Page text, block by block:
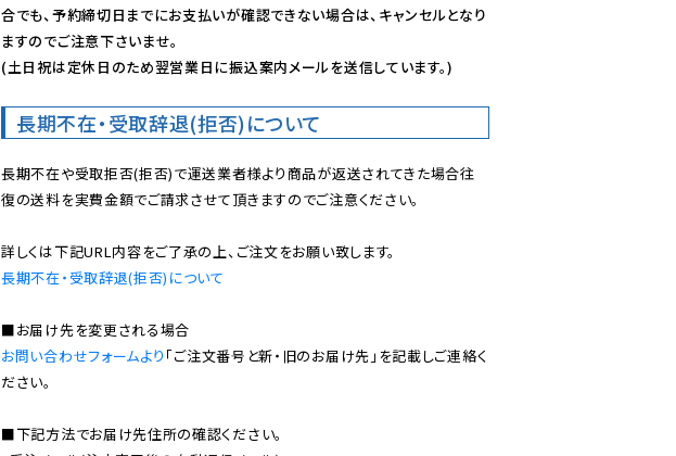
合でも、予約締切日までにお支払いが確認できない場合は、キャンセルとなり
ますのでご注意下さいませ。
(土日祝は定休日のため翌営業日に振込案内メールを送信しています。)
長期不在・受取辞退(拒否)について
長期不在や受取拒否(拒否)で運送業者様より商品が返送されてきた場合往
復の送料を実費金額でご請求させて頂きますのでご注意ください。
長期不在・受取辞退(拒否)について
お問い合わせフォームより 「ご注文番号と新・旧のお届け先」を記載しご連絡く
ださい。
■下記方法でお届け先住所の確認ください。